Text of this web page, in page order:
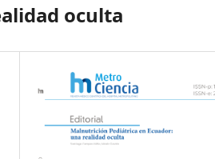
oculta